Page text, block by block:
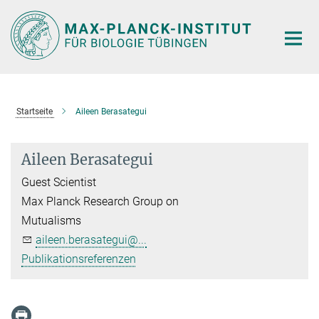
Hauptinhalt
Startseite Aileen Berasategui
Aileen Berasategui
Guest Scientist
Max Planck Research Group on
Mutualisms
aileen.berasategui@...
Publikationsreferenzen